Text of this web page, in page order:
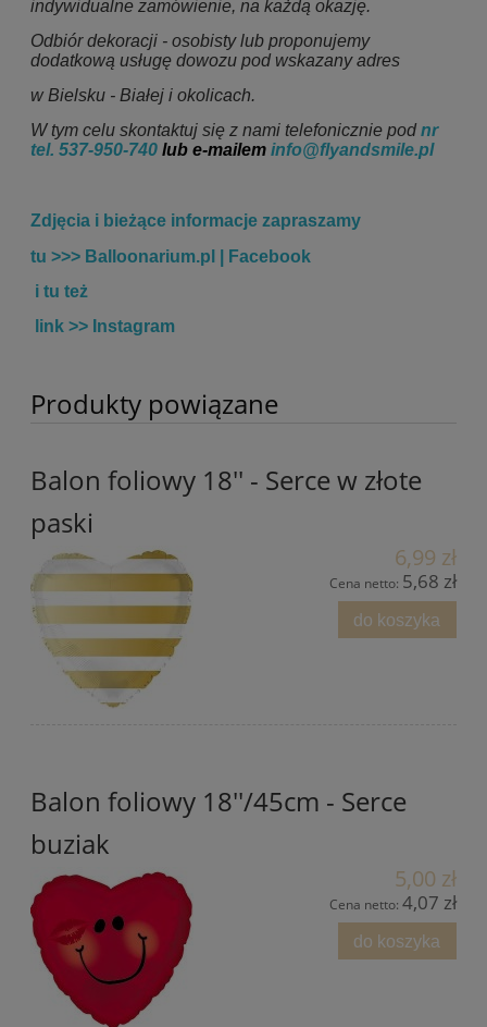
indywidualne zamówienie, na każdą okazję.
Odbiór dekoracji - osobisty lub proponujemy
dodatkową usługę dowozu pod wskazany adres
w Bielsku - Białej i okolicach.
W tym celu skontaktuj się z nami telefonicznie podnr
tel. 537-950-740 lub e-mailem info@flyandsmile.pl
Zdjęcia i bieżące informacje zapraszamy
tu >>> Balloonarium.pl | Facebook
i tu też
link >> Instagram
Produkty powiązane
Balon foliowy 18'' - Serce w złote
paski
6,99 zł
Cena netto: 5,68 zł
do koszyka
Balon foliowy 18''/45cm - Serce
buziak
5,00 zł
Cena netto: 4,07 zł
do koszyka